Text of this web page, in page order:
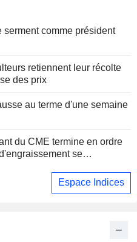
serment comme président
retiennent leur récolte
des prix
au terme d'une semaine
du CME termine en ordre
se
Espace Indices